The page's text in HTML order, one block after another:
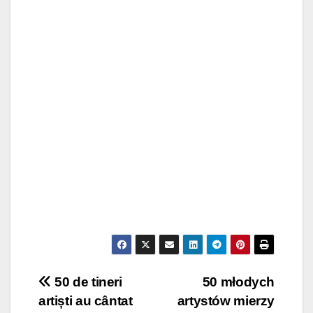
Post
50 młodych
artystów mierzy
50 de tineri
artiști au cântat